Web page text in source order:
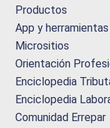
Productos
App y herramientas
Micrositios
Orientación
Enciclopedia
Enciclopedia
Comunidad Errepar